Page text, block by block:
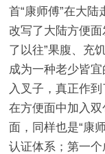
首“康师傅”在大陆
改写了大陆方便
了以往”果腹、充
成为一种老少皆
入叉子，真正作
在方便面中加入
面，同样也是“康
认证体系；第一